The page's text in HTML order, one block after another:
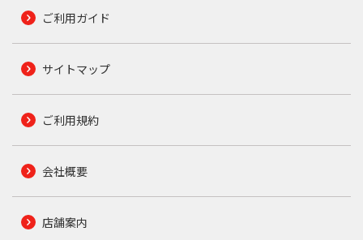
ご利用ガイド
サイトマップ
ご利用規約
会社概要
店舗案内